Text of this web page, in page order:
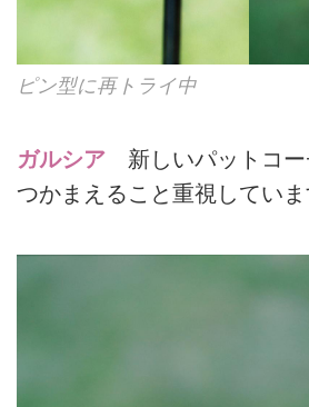
ピン型に再トライ中
ガルシア 新しいパットコー
つかまえること重視していま